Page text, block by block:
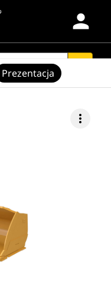
person
more_vert
Prezentacja